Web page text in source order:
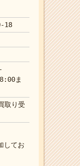
18
ま
取り受
してお